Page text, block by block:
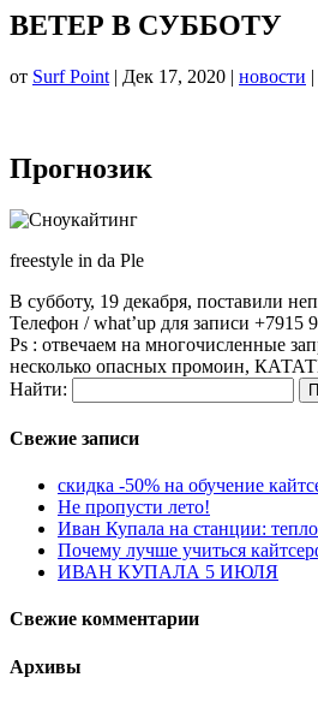
ВЕТЕР В СУББОТУ
от Surf Point | Дек 17, 2020 | новости |
Прогнозик
freestyle in da Ple
В субботу, 19 декабря, поставили
Телефон / what’up для записи +7915
Ps : отвечаем на многочисленные
несколько опасных промоин,
Найти:
Свежие записи
скидка -50% на обучение
Не пропусти лето!
Иван Купала на станции:
Почему лучше учиться
ИВАН КУПАЛА 5 ИЮЛЯ
Свежие комментарии
Архивы